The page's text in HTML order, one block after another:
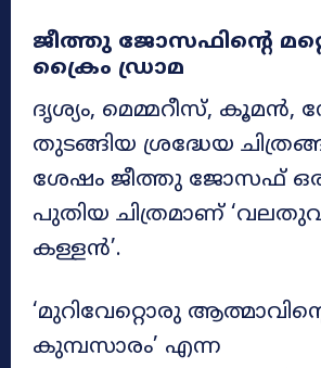
ജീത്തു ജോസഫിന്റെ
ക്രൈം ഡ്രാമ
ദൃശ്യം, മെമ്മറീസ്, കൂമൻ,
തുടങ്ങിയ ശ്രദ്ധേയ
ശേഷം ജീത്തു ജോസഫ്
പുതിയ ചിത്രമാണ്
കള്ളൻ’.
‘മുറിവേറ്റൊരു
കുമ്പസാരം’ എന്ന